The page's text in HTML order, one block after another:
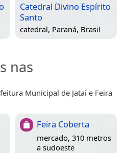
Catedral Divino Espírito
Santo
catedral, Paraná, Brasil
nas
Municipal de Jataí e Feira
Feira Coberta
mercado, 310 metros
a sudoeste